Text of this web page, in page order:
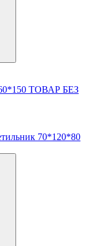
ТОВАР БЕЗ